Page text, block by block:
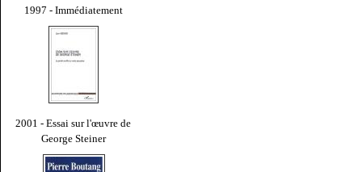
1997 - Immédiatement
2001 - Essai sur l'œuvre de
George Steiner